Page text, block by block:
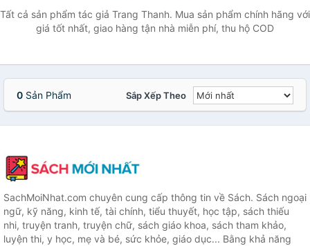
Tất cả sản phẩm tác giả Trang Thanh. Mua sản phẩm chính hãng với
giá tốt nhất, giao hàng tận nhà miễn phí, thu hộ COD
0 Sản Phẩm Sắp Xếp Theo
SachMoiNhat.com chuyên cung cấp thông tin về Sách. Sách ngoại
ngữ, kỹ năng, kinh tế, tài chính, tiểu thuyết, học tập, sách thiếu
nhi, truyện tranh, truyện chữ, sách giáo khoa, sách tham khảo,
luyện thi, y học, mẹ và bé, sức khỏe, giáo dục... Bằng khả năng